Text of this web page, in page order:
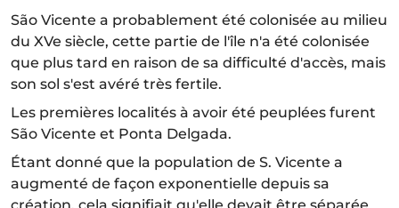
São Vicente a probablement été colonisée au milieu
du XVe siècle, cette partie de l'île n'a été colonisée
que plus tard en raison de sa difficulté d'accès, mais
son sol s'est avéré très fertile.
Les premières localités à avoir été peuplées furent
São Vicente et Ponta Delgada.
Étant donné que la population de S. Vicente a
augmenté de façon exponentielle depuis sa